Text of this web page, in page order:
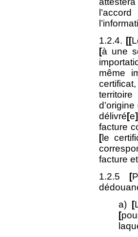
1.2.4. [[
[à une
même
délivré[e]
facture
[le
facture
1.2.5 [
a) [
[